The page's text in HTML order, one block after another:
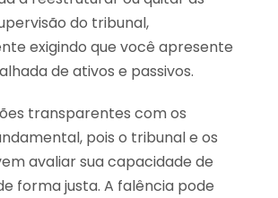
do tribunal,
exigindo que você apresente
de ativos e passivos.
transparentes com os
pois o tribunal e os
avaliar sua capacidade de
forma justa. A falência pode